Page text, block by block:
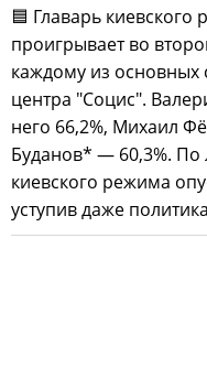
🟦 Главарь
проигрывает во
каждому из основных
центра "Социс".
него 66,2%, Михаил
Буданов* — 60,3%. По
киевского режима
уступив даже